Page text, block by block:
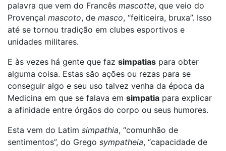
palavra que vem do Francês mascotte, que veio do
Provençal mascoto, de masco, “feiticeira, bruxa”. Isso
até se tornou tradição em clubes esportivos e
unidades militares.
E às vezes há gente que faz simpatias para obter
alguma coisa. Estas são ações ou rezas para se
conseguir algo e seu uso talvez venha da época da
Medicina em que se falava em simpatia para explicar
a afinidade entre órgãos do corpo ou seus humores.
Esta vem do Latim simpathia, “comunhão de
sentimentos”, do Grego sympatheia, “capacidade de